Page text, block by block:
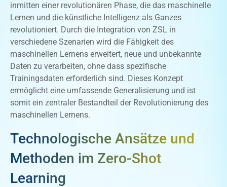
inmitten einer revolutionären Phase, die das maschinelle
Lernen und die künstliche Intelligenz als Ganzes
revolutioniert. Durch die Integration von ZSL in
verschiedene Szenarien wird die Fähigkeit des
maschinellen Lernens erweitert, neue und unbekannte
Daten zu verarbeiten, ohne dass spezifische
Trainingsdaten erforderlich sind. Dieses Konzept
ermöglicht eine umfassende Generalisierung und ist
somit ein zentraler Bestandteil der Revolutionierung des
maschinellen Lernens.
Technologische Ansätze und
Methoden im Zero-Shot
Learning